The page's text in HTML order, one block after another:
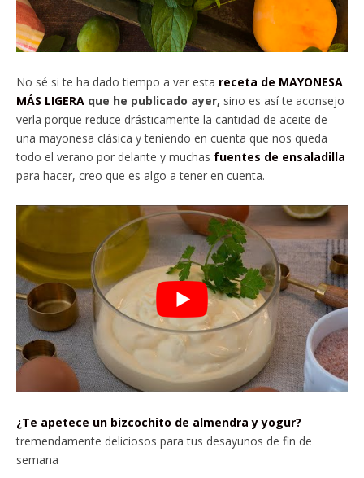
No sé si te ha dado tiempo a ver esta receta de MAYONESA
MÁS LIGERA que he publicado ayer, sino es así te aconsejo
verla porque reduce drásticamente la cantidad de aceite de
una mayonesa clásica y teniendo en cuenta que nos queda
todo el verano por delante y muchas fuentes de ensaladilla
para hacer, creo que es algo a tener en cuenta.
¿Te apetece un bizcochito de almendra y yogur?
tremendamente deliciosos para tus desayunos de fin de
semana